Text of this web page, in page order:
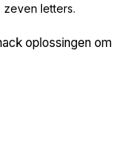
letters.
oplossingen om